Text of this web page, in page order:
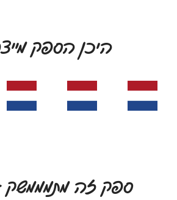
ספק זה מתמממשק
היכן הספק